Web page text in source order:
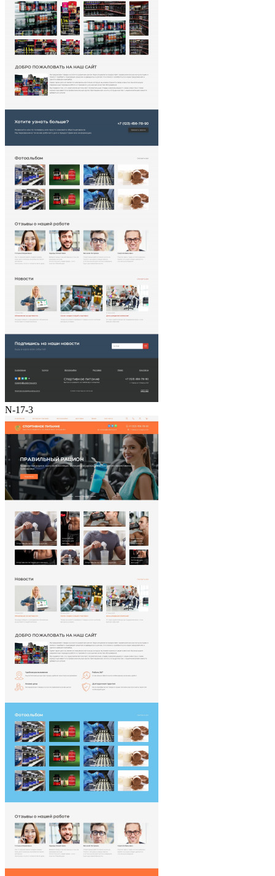
N-17-3